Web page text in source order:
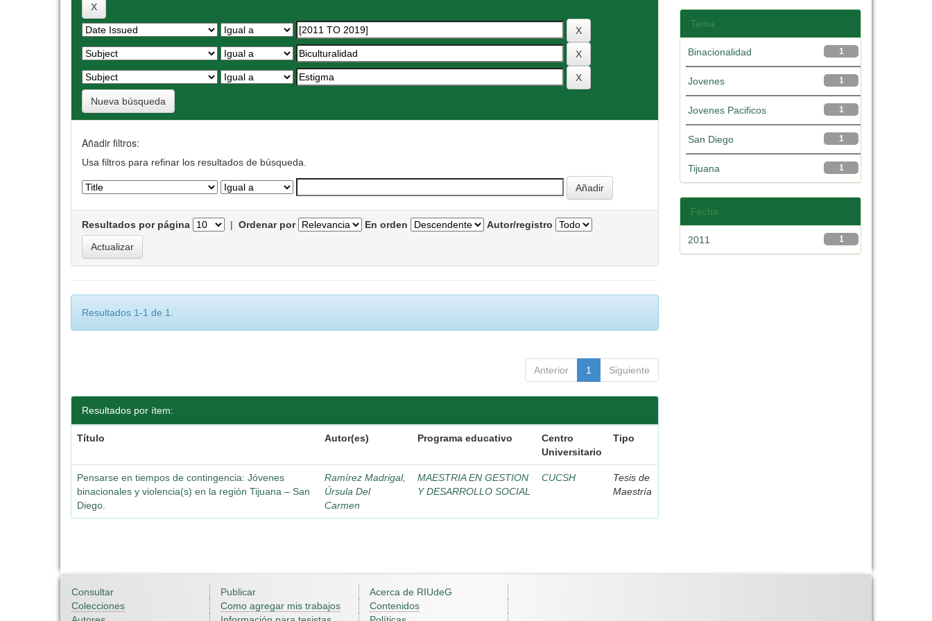
Nueva búsqueda
Añadir filtros:
Usa filtros para refinar los resultados de búsqueda.
Resultados por página | Ordenar por En orden Autor/registro
Resultados 1-1 de 1.
Anterior 1 Siguiente
Resultados por ítem:
Título Autor(es) Programa educativo
Centro
Universitario
Tipo
Pensarse en tiempos de contingencia: Jóvenes
binacionales y violencia(s) en la región Tijuana – San
Diego.
Ramírez Madrigal,
Úrsula Del
Carmen
MAESTRIA EN GESTION
Y DESARROLLO SOCIAL
CUCSH
Tesis de
Maestría
Tema
1
Binacionalidad
1
Jovenes
1
Jovenes Pacificos
1
San Diego
1
Tijuana
Fecha
1
2011
Consultar
Colecciones
Publicar
Como agregar mis trabajos
Acerca de RIUdeG
Contenidos